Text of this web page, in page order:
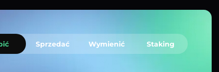
Sprzedać Wymienić Staking